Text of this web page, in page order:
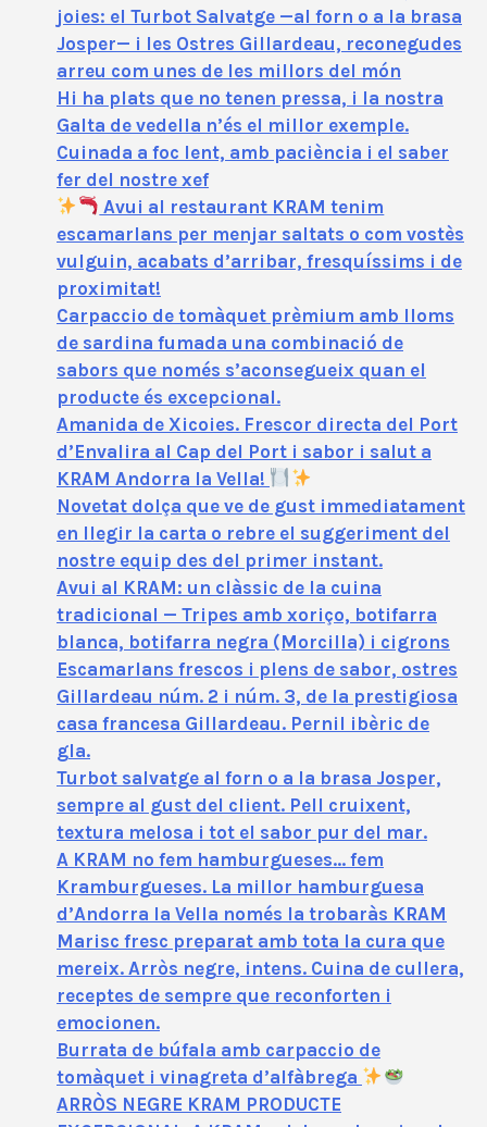
joies: el Turbot Salvatge —al forn o a la brasa
Josper— i les Ostres Gillardeau, reconegudes
arreu com unes de les millors del món
Hi ha plats que no tenen pressa, i la nostra
Galta de vedella n’és el millor exemple.
Cuinada a foc lent, amb paciència i el saber
fer del nostre xef
Avui al restaurant KRAM tenim
escamarlans per menjar saltats o com vostès
vulguin, acabats d’arribar, fresquíssims i de
proximitat!
Carpaccio de tomàquet prèmium amb lloms
de sardina fumada una combinació de
sabors que només s’aconsegueix quan el
producte és excepcional.
Amanida de Xicoies. Frescor directa del Port
d’Envalira al Cap del Port i sabor i salut a
KRAM Andorra la Vella!
Novetat dolça que ve de gust immediatament
en llegir la carta o rebre el suggeriment del
nostre equip des del primer instant.
Avui al KRAM: un clàssic de la cuina
tradicional — Tripes amb xoriço, botifarra
blanca, botifarra negra (Morcilla) i cigrons
Escamarlans frescos i plens de sabor, ostres
Gillardeau núm. 2 i núm. 3, de la prestigiosa
casa francesa Gillardeau. Pernil ibèric de
gla.
Turbot salvatge al forn o a la brasa Josper,
sempre al gust del client. Pell cruixent,
textura melosa i tot el sabor pur del mar.
A KRAM no fem hamburgueses… fem
Kramburgueses. La millor hamburguesa
d’Andorra la Vella només la trobaràs KRAM
Marisc fresc preparat amb tota la cura que
mereix. Arròs negre, intens. Cuina de cullera,
receptes de sempre que reconforten i
emocionen.
Burrata de búfala amb carpaccio de
tomàquet i vinagreta d’alfàbrega
ARRÒS NEGRE KRAM PRODUCTE